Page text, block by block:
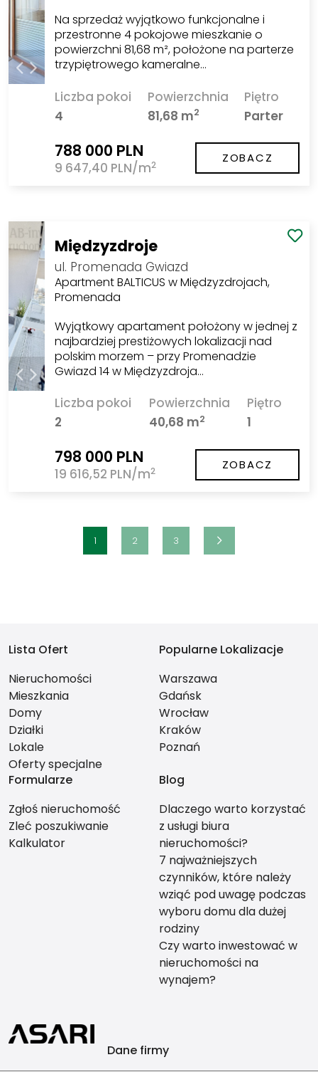
Na sprzedaż wyjątkowo funkcjonalne i
przestronne 4 pokojowe mieszkanie o
powierzchni 81,68 m², położone na parterze
trzypiętrowego kameralne…
Liczba pokoi
4
Powierzchnia
81,68 m2
Piętro
Parter
788 000 PLN
9 647,40 PLN/m2 ZOBACZ
Międzyzdroje
ul. Promenada Gwiazd
Apartment BALTICUS w Międzyzdrojach,
Promenada
Wyjątkowy apartament położony w jednej z
najbardziej prestiżowych lokalizacji nad
polskim morzem – przy Promenadzie
Gwiazd 14 w Międzyzdroja…
Liczba pokoi
2
Powierzchnia
40,68 m2
Piętro
1
798 000 PLN
19 616,52 PLN/m2 ZOBACZ
1 2 3
Lista Ofert
Nieruchomości
Mieszkania
Domy
Działki
Lokale
Oferty specjalne
Popularne Lokalizacje
Warszawa
Gdańsk
Wrocław
Kraków
Poznań
Formularze
Zgłoś nieruchomość
Zleć poszukiwanie
Kalkulator
Blog
Dlaczego warto korzystać
z usługi biura
nieruchomości?
7 najważniejszych
czynników, które należy
wziąć pod uwagę podczas
wyboru domu dla dużej
rodziny
Czy warto inwestować w
nieruchomości na
wynajem?
Dane firmy